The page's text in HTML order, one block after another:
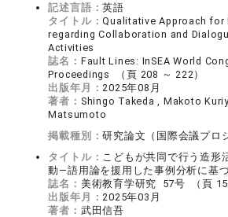
記述言語：英語
タイトル：Qualitative Approach for
regarding Collaboration and
Activities
誌名： Fault Lines: InSEA World
Proceedings （頁 208 ～ 222）
出版年月： 2025年08月
著者： Shingo Takeda , Makoto
Matsumoto
掲載種別：研究論文（国際会議プロ
タイトル： こどもが共同で行う造形
動―語用論を援用した事例分析に基
誌名： 美術教育学研究 57号 （頁
出版年月： 2025年03月
著者： 武田信吾